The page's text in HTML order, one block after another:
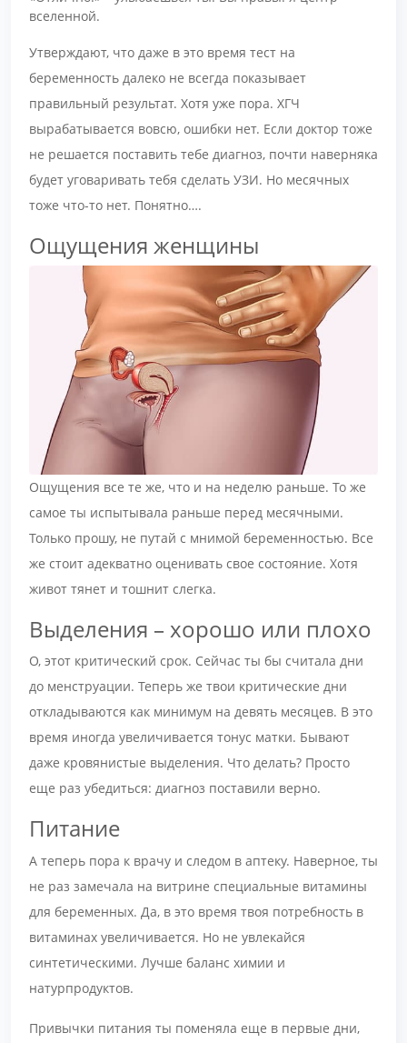
вселенной.
Утверждают, что даже в это время тест на
беременность далеко не всегда показывает
правильный результат. Хотя уже пора. ХГЧ
вырабатывается вовсю, ошибки нет. Если доктор тоже
не решается поставить тебе диагноз, почти наверняка
будет уговаривать тебя сделать УЗИ. Но месячных
тоже что-то нет. Понятно….
Ощущения женщины
Ощущения все те же, что и на неделю раньше. То же
самое ты испытывала раньше перед месячными.
Только прошу, не путай с мнимой беременностью. Все
же стоит адекватно оценивать свое состояние. Хотя
живот тянет и тошнит слегка.
Выделения – хорошо или плохо
О, этот критический срок. Сейчас ты бы считала дни
до менструации. Теперь же твои критические дни
откладываются как минимум на девять месяцев. В это
время иногда увеличивается тонус матки. Бывают
даже кровянистые выделения. Что делать? Просто
еще раз убедиться: диагноз поставили верно.
Питание
А теперь пора к врачу и следом в аптеку. Наверное, ты
не раз замечала на витрине специальные витамины
для беременных. Да, в это время твоя потребность в
витаминах увеличивается. Но не увлекайся
синтетическими. Лучше баланс химии и
натурпродуктов.
Привычки питания ты поменяла еще в первые дни,